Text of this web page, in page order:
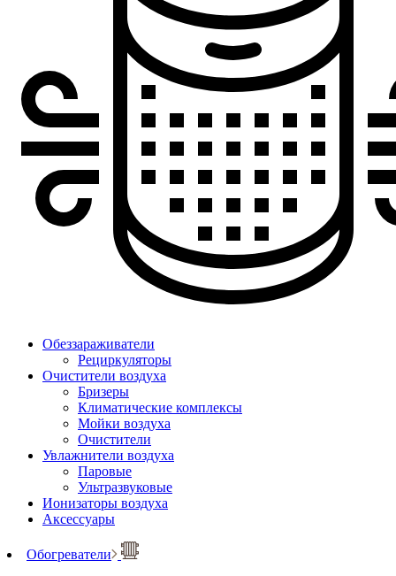
Обеззараживатели
Рециркуляторы
Очистители воздуха
Бризеры
Климатические комплексы
Мойки воздуха
Очистители
Увлажнители воздуха
Паровые
Ультразвуковые
Ионизаторы воздуха
Аксессуары
Обогреватели